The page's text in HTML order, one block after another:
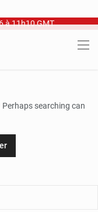
à 11h10 GMT
Perhaps searching can